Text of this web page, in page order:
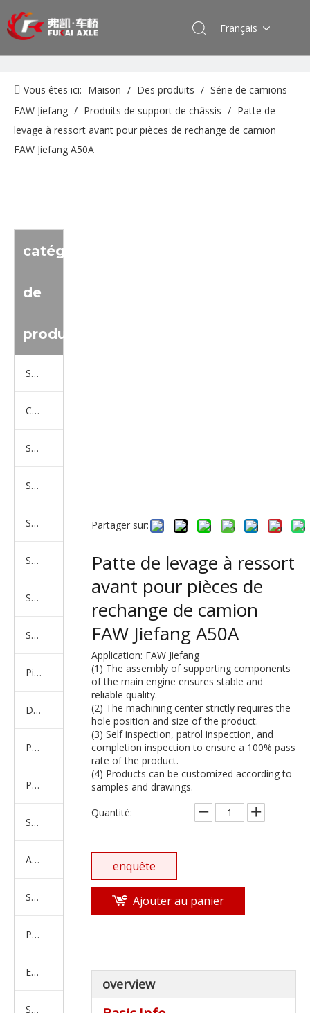
Français
Vous êtes ici: Maison / Des produits / Série de camions
FAW Jiefang / Produits de support de châssis / Patte de
levage à ressort avant pour pièces de rechange de camion
FAW Jiefang A50A
catégorie
de
produit
Série de camions Sinotruk
Camion Shacman Série
Série de camions SAIC-lveco Hongyan
Série de camions Foton Auman
Série de camions FAW Jiefang
Série de camions Dongfeng
Série de camions North Benz Beiben
Série de camions américains, européens et japonais
Pièces de rechange de machines d'ingénierie de camion minier
D'autres séries de camions
Produits d'essieux
Produits de support de châssis
Série de suspension équilibrée
Amortisseur Série
Système de direction
Produits en caoutchouc
Embrayage Série
Série de bras de réglage
Partager sur:
Patte de levage à ressort
avant pour pièces de
rechange de camion
FAW Jiefang A50A
Application: FAW Jiefang
(1) The assembly of supporting components
of the main engine ensures stable and
reliable quality.
(2) The machining center strictly requires the
hole position and size of the product.
(3) Self inspection, patrol inspection, and
completion inspection to ensure a 100% pass
rate of the product.
(4) Products can be customized according to
samples and drawings.
Quantité:
enquête
Ajouter au panier
overview